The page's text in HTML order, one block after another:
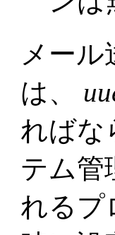
メー
は、
ればな
テム管
れるプ